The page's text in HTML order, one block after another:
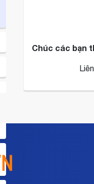
Chúc các bạn